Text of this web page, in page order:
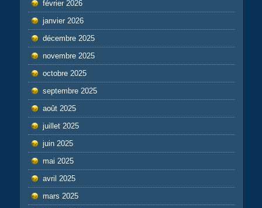
février 2026
janvier 2026
décembre 2025
novembre 2025
octobre 2025
septembre 2025
août 2025
juillet 2025
juin 2025
mai 2025
avril 2025
mars 2025